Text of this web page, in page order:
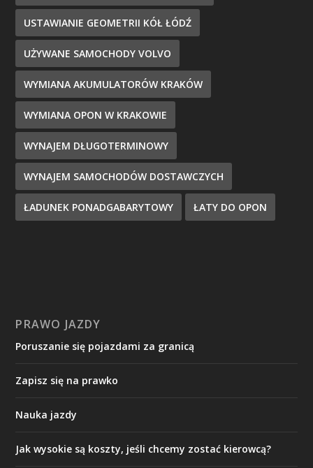
USTAWIANIE GEOMETRII KÓŁ ŁÓDŹ
UŻYWANE SAMOCHODY VOLVO
WYMIANA AKUMULATORÓW KRAKÓW
WYMIANA OPON W KRAKOWIE
WYNAJEM DŁUGOTERMINOWY
WYNAJEM SAMOCHODÓW DOSTAWCZYCH
ŁADUNEK PONADGABARYTOWY ŁATY DO OPON
PRAWO JAZDY
Poruszanie się pojazdami za granicą
Zapisz się na prawko
Nauka jazdy
Jak wysokie są koszty, jeśli chcemy zostać kierowcą?